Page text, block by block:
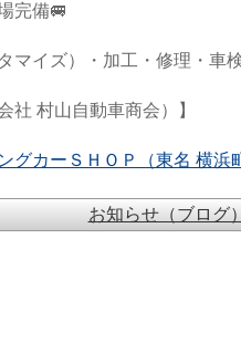
完備🚐
マイズ）・加工・修理・車
社 村山自動車商会）】
グカーＳＨＯＰ（東名 横浜
お知らせ（ブログ